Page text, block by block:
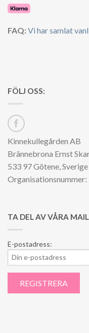
FAQ:Vi har samlat
FÖLJ OSS:
Kinnekullegården AB
Brännebrona Ernst
533 97 Götene, Sverige
TA DEL AV VÅRA
E-postadress: